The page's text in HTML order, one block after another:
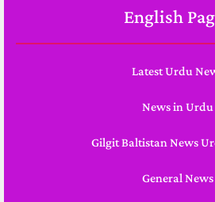
English
Latest Urdu
News in Urdu
Gilgit Baltistan News
General News